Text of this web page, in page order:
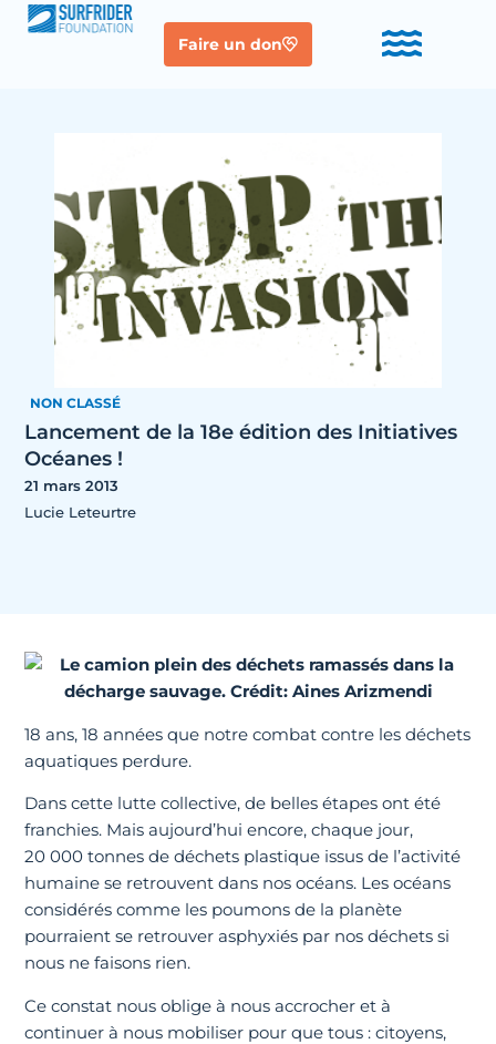
Faire un don
NON CLASSÉ
Lancement de la 18e édition des Initiatives
Océanes !
21 mars 2013
Lucie Leteurtre
18 ans, 18 années que notre combat contre les déchets
aquatiques perdure.
Dans cette lutte collective, de belles étapes ont été
franchies. Mais aujourd’hui encore, chaque jour,
20 000 tonnes de déchets plastique issus de l’activité
humaine se retrouvent dans nos océans. Les océans
considérés comme les poumons de la planète
pourraient se retrouver asphyxiés par nos déchets si
nous ne faisons rien.
Ce constat nous oblige à nous accrocher et à
continuer à nous mobiliser pour que tous : citoyens,